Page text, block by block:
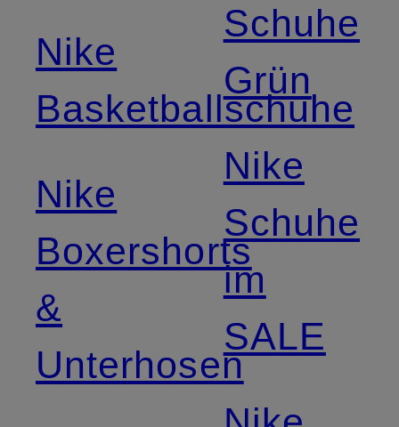
Nike
Basketballschuhe
Nike
Boxershorts
&
Unterhosen
Schuhe
Grün
Nike
Schuhe
im
SALE